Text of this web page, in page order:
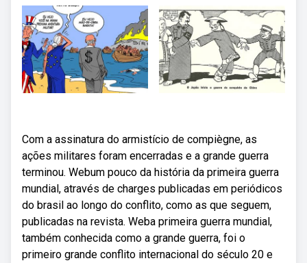
Com a assinatura do armistício de compiègne, as
ações militares foram encerradas e a grande guerra
terminou. Webum pouco da história da primeira guerra
mundial, através de charges publicadas em periódicos
do brasil ao longo do conflito, como as que seguem,
publicadas na revista. Weba primeira guerra mundial,
também conhecida como a grande guerra, foi o
primeiro grande conflito internacional do século 20 e